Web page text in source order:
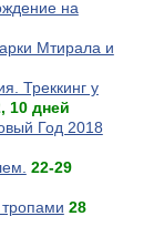
на
Мтирала и
Треккинг у
10 дней
Год 2018
22-29
28